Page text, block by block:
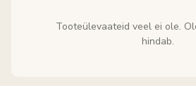
Tooteülevaateid veel ei ole.
hindab.